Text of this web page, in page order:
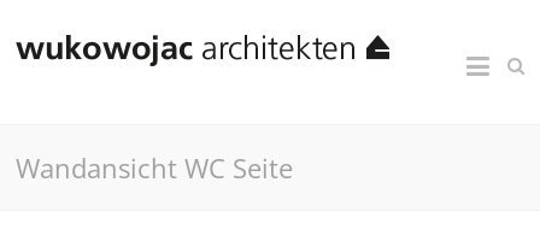
Wandansicht WC Seite